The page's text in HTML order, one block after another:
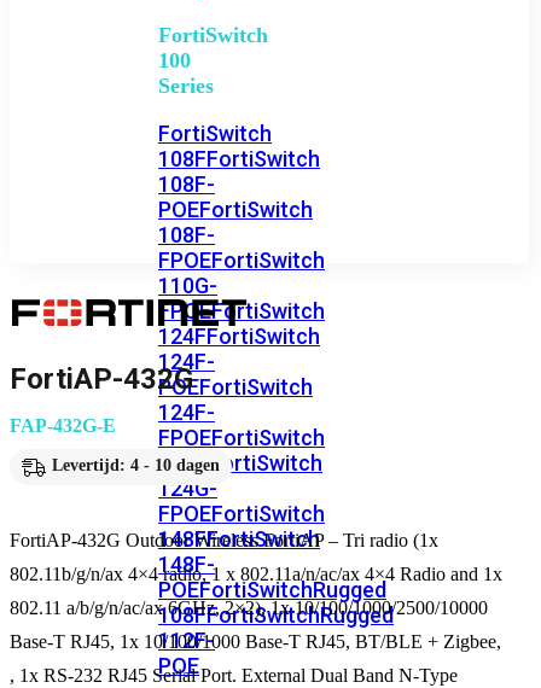
FortiSwitch
100
Series
FortiSwitch
108FFortiSwitch
108F-
POEFortiSwitch
108F-
FPOEFortiSwitch
110G-
FPOEFortiSwitch
124FFortiSwitch
124F-
POEFortiSwitch
124F-
FPOEFortiSwitch
124GFortiSwitch
124G-
FPOEFortiSwitch
148FFortiSwitch
148F-
POEFortiSwitchRugged
108FFortiSwitchRugged
112F-
POE
FortiAP-432G
FAP-432G-E
Levertijd: 4 - 10 dagen
FortiAP-432G Outdoor Wireless FortiAP – Tri radio (1x
802.11b/g/n/ax 4×4 radio, 1 x 802.11a/n/ac/ax 4×4 Radio and 1x
802.11 a/b/g/n/ac/ax 6GHz, 2×2), 1x 10/100/1000/2500/10000
Base-T RJ45, 1x 10/100/1000 Base-T RJ45, BT/BLE + Zigbee,
, 1x RS-232 RJ45 Serial Port. External Dual Band N-Type